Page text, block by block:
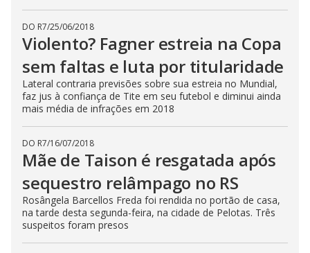
DO R7/25/06/2018
Violento? Fagner estreia na Copa
sem faltas e luta por titularidade
Lateral contraria previsões sobre sua estreia no Mundial,
faz jus à confiança de Tite em seu futebol e diminui ainda
mais média de infrações em 2018
DO R7/16/07/2018
Mãe de Taison é resgatada após
sequestro relâmpago no RS
Rosângela Barcellos Freda foi rendida no portão de casa,
na tarde desta segunda-feira, na cidade de Pelotas. Três
suspeitos foram presos